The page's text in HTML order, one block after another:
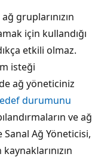
gruplarınızın
için kullandığı
etkili olmaz.
isteği
ağ yöneticiniz
durumunu
ve ağ
Ağ Yöneticisi,